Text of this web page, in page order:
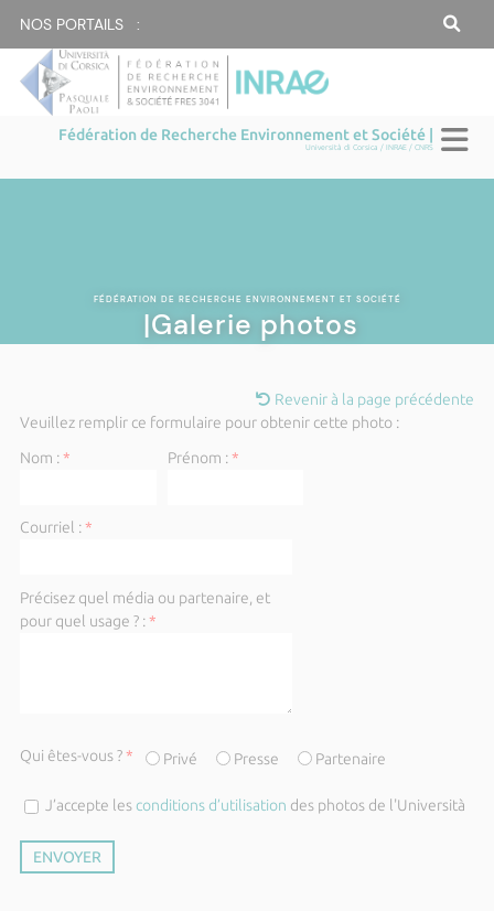
NOS PORTAILS :
Fédération de Recherche Environnement et Société |
Università di Corsica / INRAE / CNRS
FÉDÉRATION DE RECHERCHE ENVIRONNEMENT ET SOCIÉTÉ
|Galerie photos
Revenir à la page précédente
Veuillez remplir ce formulaire pour obtenir cette photo :
Nom :* Prénom :*
Courriel :*
Précisez quel média ou partenaire, et
pour quel usage ? :*
Qui êtes-vous ?* Privé Presse Partenaire
J’accepte lesconditions d’utilisation des photos de l'Università